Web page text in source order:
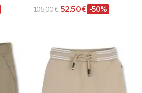
105,00 € 52,50 € -50%